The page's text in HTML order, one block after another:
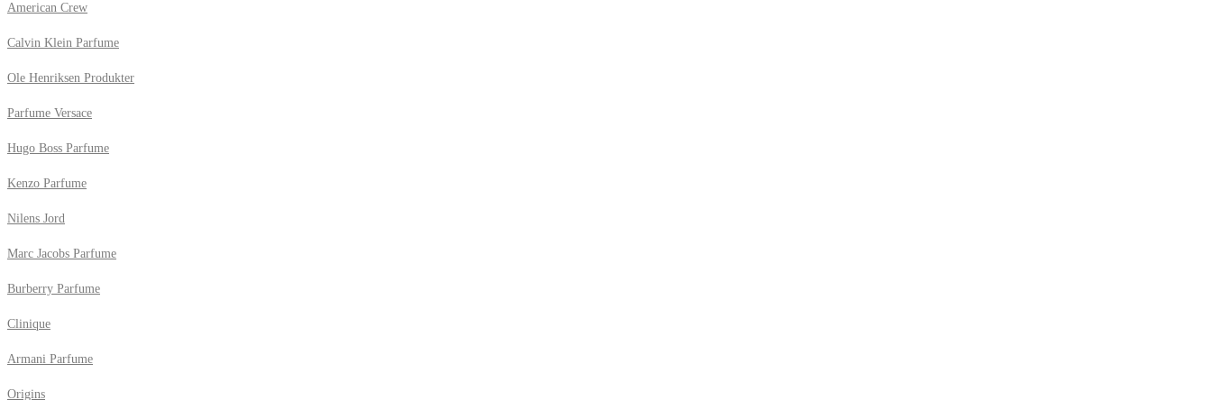
American Crew
Calvin Klein Parfume
Ole Henriksen Produkter
Parfume Versace
Hugo Boss Parfume
Kenzo Parfume
Nilens Jord
Marc Jacobs Parfume
Burberry Parfume
Clinique
Armani Parfume
Origins